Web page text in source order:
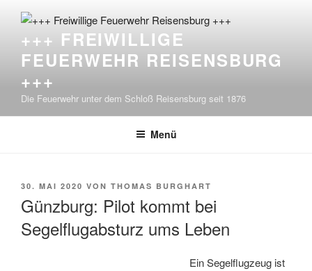
Inhalt
springen+++ FREIWILLIGE
FEUERWEHR REISENSBURG
+++
Die Feuerwehr unter dem Schloß Reisensburg seit 1876
Menü
VERÖFFENTLICHT
30. MAI 2020 VON THOMAS BURGHART
Günzburg: Pilot kommt bei
Segelflugabsturz ums Leben
Ein Segelflugzeug ist